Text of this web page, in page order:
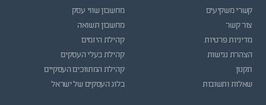
קשרי משקיעים
צור קשר
מדיניות פרטיות
הצהרת נגישות
תקנון
שאלות ותשובות
מחשבון שווי עסק
מחשבון תשואה
קהילת היזמים
קהילת בעלי העסקים
קהילת המתווכים העסקיים
בלוג העסקים של ישראל